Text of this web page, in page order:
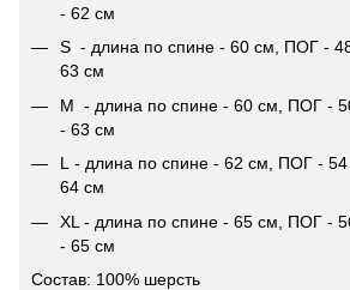
- 62 см
S - длина по спине - 60 см, ПОГ -
63 см
М - длина по спине - 60 см, ПОГ -
- 63 см
L - длина по спине - 62 см, ПОГ - 54
64 см
ХL - длина по спине - 65 см, ПОГ -
- 65 см
Состав: 100% шерсть